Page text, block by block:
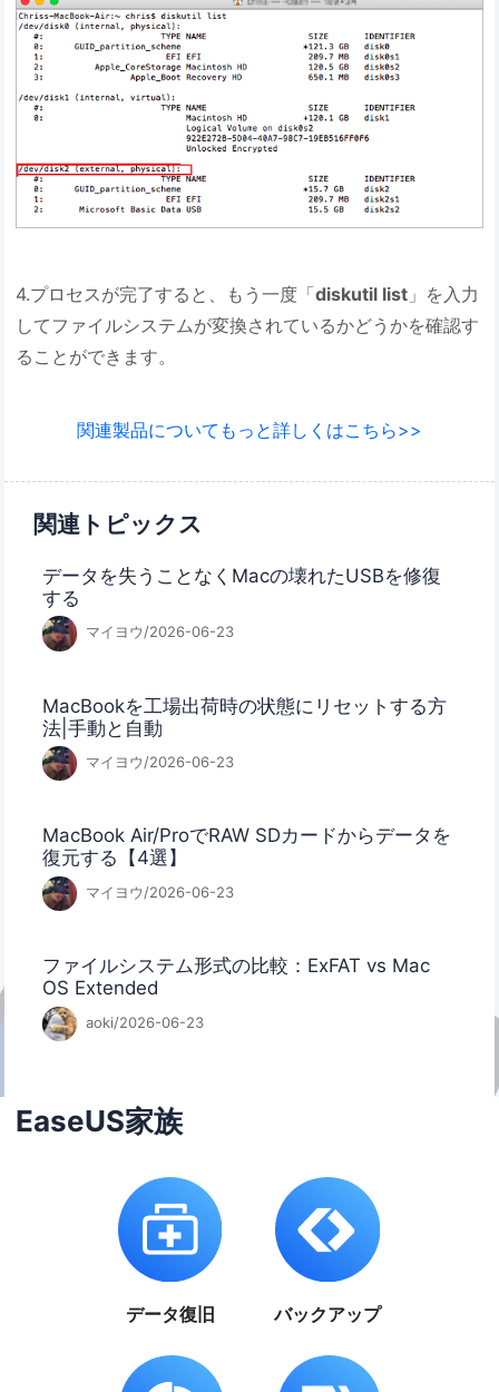
4.プロセスが完了すると、もう一度「diskutil list 」を入力
してファイルシステムが変換されているかどうかを確認す
ることができます。
関連製品についてもっと詳しくはこちら>>
関連トピックス
データを失うことなくMacの壊れたUSBを修復
する
マイヨウ/2026-06-23
MacBookを工場出荷時の状態にリセットする方
法|手動と自動
マイヨウ/2026-06-23
MacBook Air/ProでRAW SDカードからデータを
復元する【4選】
マイヨウ/2026-06-23
ファイルシステム形式の比較：ExFAT vs Mac
OS Extended
aoki/2026-06-23
EaseUS家族
データ復旧 バックアップ